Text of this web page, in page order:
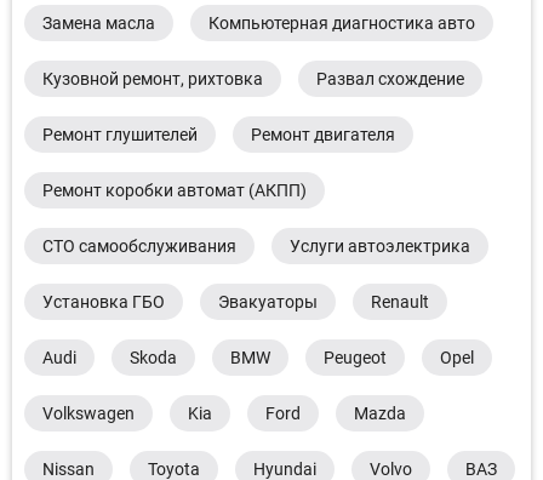
Замена масла Компьютерная диагностика авто
Кузовной ремонт, рихтовка Развал схождение
Ремонт глушителей Ремонт двигателя
Ремонт коробки автомат (АКПП)
СТО самообслуживания Услуги автоэлектрика
Установка ГБО Эвакуаторы Renault
Audi Skoda BMW Peugeot Opel
Volkswagen Kia Ford Mazda
Nissan Toyota Hyundai Volvo ВАЗ